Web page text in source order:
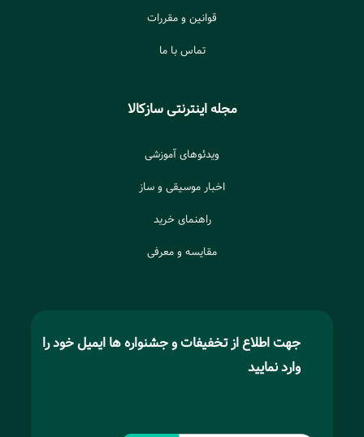
قوانین و مقررات
تماس با ما
مجله اینترنتی سازکالا
ویدئوهای آموزشی
اخبار موسیقی و ساز
راهنمای خرید
مقایسه و معرفی
جهت اطلاع از تخفیفات و جشنواره ها ایمیل خود را
وارد نمایید